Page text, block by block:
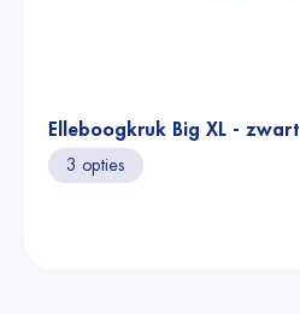
Elleboogkruk Big XL - zwart
3 opties